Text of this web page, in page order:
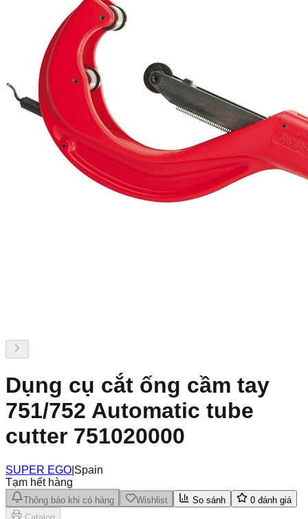
Dụng cụ cắt ống cầm tay
751/752 Automatic tube
cutter 751020000
SUPER EGO Spain
Tạm hết hàng
Thông báo khi có hàng Wishlist So sánh 0 đánh giá